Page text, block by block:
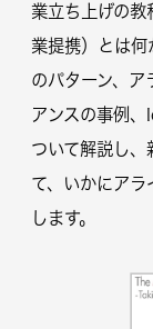
業立ち上げの教
業提携）とは何
のパターン、ア
アンスの事例
ついて解説し
て、いかにアラ
します。